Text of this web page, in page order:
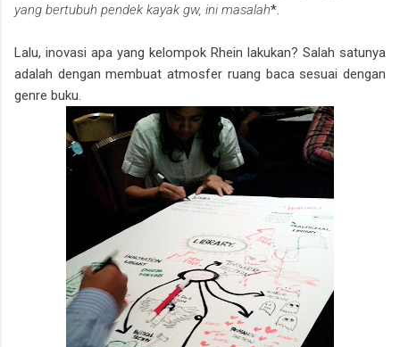
yang bertubuh pendek kayak gw, ini masalah*.
Lalu, inovasi apa yang kelompok Rhein lakukan? Salah satunya
adalah dengan membuat atmosfer ruang baca sesuai dengan
genre buku.